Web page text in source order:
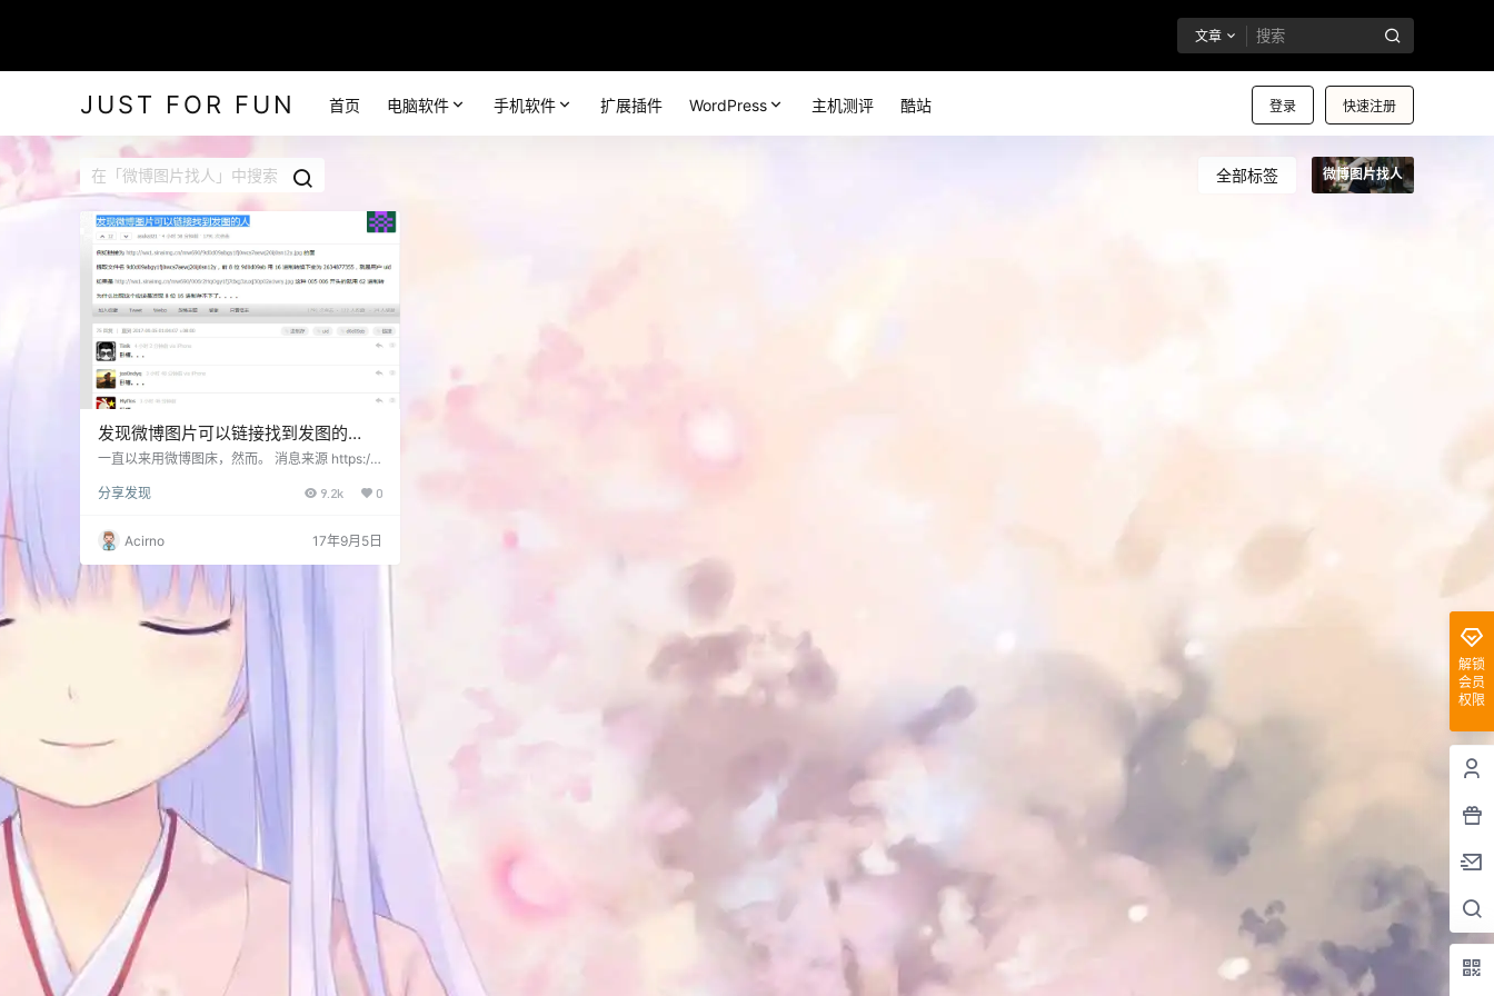
文章
JUST FOR FUN 登录 快速注册
首页 电脑软件 手机软件 扩展插件 WordPress 主机测评 酷站
全部标签 微博图片找人
发现微博图片可以链接找到发图的
人。。。
一直以来用微博图床，然而。 消息来源 https://
器。 https://i-meto.com/weibo-pic-author/ 骚
分享发现 9.2k 0
Acirno 17年9月5日
解锁
会员
权限